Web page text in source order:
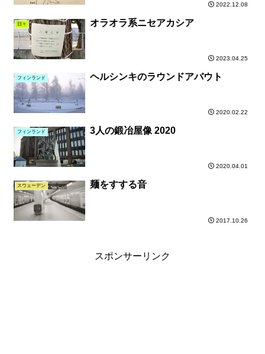
2022.12.08
日々 オラオラ系ニセアカシア
2023.04.25
フィンランド ヘルシンキのラウンドアバウト
2020.02.22
フィンランド 3人の鍛冶屋像 2020
2020.04.01
スウェーデン 麺をすする音
2017.10.26
スポンサーリンク